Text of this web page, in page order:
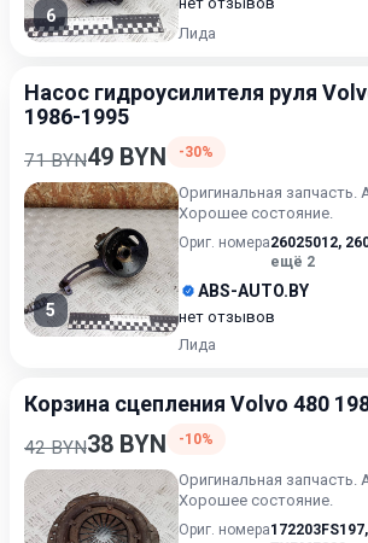
6
Лида
Насос гидроусилителя руля
1986-1995
71 BYN49 BYN -30%
5
Оригинальная запчасть.
Хорошее состояние.
Ориг. номера26025012,
ещё 2
ABS-AUTO.BY
нет отзывов
Лида
Корзина
42 BYN38 BYN -10%
Оригинальная запчасть.
Хорошее состояние.
Ориг. номера172203FS197,